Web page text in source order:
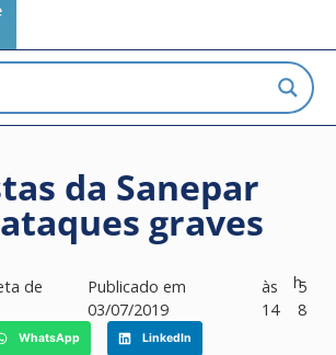
da Sanepar
graves
de
Publicado em
03/07/2019
às
14
h5
8
WhatsApp LinkedIn